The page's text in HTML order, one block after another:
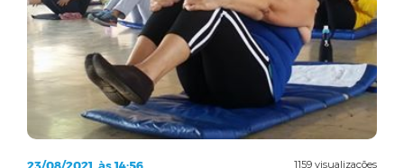
1159 visualizações
23/08/2021, às 14:56